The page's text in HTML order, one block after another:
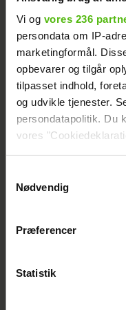
Vi og vores 236
persondata om IP-
marketingformål.
opbevarer og tilgår
tilpasset indhold,
og udvikle tjenester.
persondatapolitik. Du
vores
Vi anvender egne
generere statistik og
Nødvendig
Præferencer
Statistik
fortid: "På